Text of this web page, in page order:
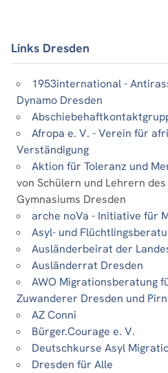
Links Dresden
1953international -
Dynamo Dresden
Afropa e. V. - Verein für
Verständigung
Aktion für Toleranz und
von Schülern und Lehrern
Gymnasiums Dresden
arche noVa - Initiative für
Asyl- und
Ausländerbeirat der
Ausländerrat Dresden
AWO Migrationsberatung
Zuwanderer Dresden und
AZ Conni
Bürger.Courage e. V.
Deutschkurse Asyl
Dresden für Alle